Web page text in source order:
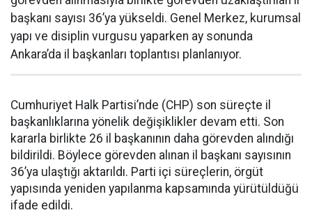
başkanı sayısı 36’ya yükseldi. Genel Merkez, kurumsal
yapı ve disiplin vurgusu yaparken ay sonunda
Ankara’da il başkanları toplantısı planlanıyor.
Cumhuriyet Halk Partisi’nde (CHP) son süreçte il
başkanlıklarına yönelik değişiklikler devam etti. Son
kararla birlikte 26 il başkanının daha görevden alındığı
bildirildi. Böylece görevden alınan il başkanı sayısının
36’ya ulaştığı aktarıldı. Parti içi süreçlerin, örgüt
yapısında yeniden yapılanma kapsamında yürütüldüğü
ifade edildi.